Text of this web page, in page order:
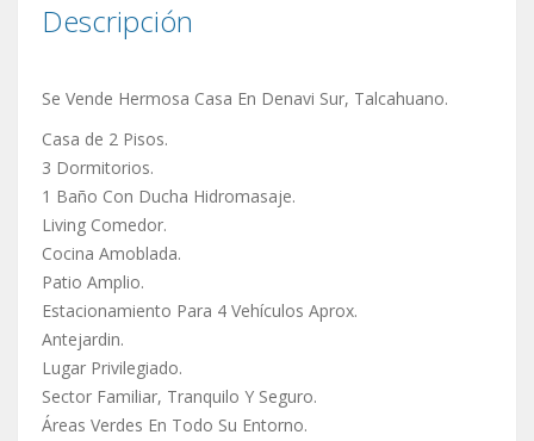
Descripción
Se Vende Hermosa Casa En Denavi Sur, Talcahuano.
Casa de 2 Pisos.
3 Dormitorios.
1 Baño Con Ducha Hidromasaje.
Living Comedor.
Cocina Amoblada.
Patio Amplio.
Estacionamiento Para 4 Vehículos Aprox.
Antejardin.
Lugar Privilegiado.
Sector Familiar, Tranquilo Y Seguro.
Áreas Verdes En Todo Su Entorno.